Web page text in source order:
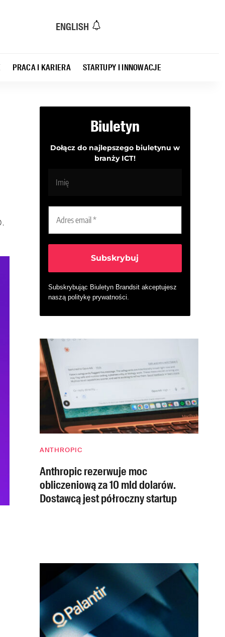
ENGLISH
PRACA I KARIERA STARTUPY I INNOWACJE
Biuletyn
Dołącz do najlepszego biuletynu w
branży ICT!
Subskrybując Biuletyn Brandsit akceptujesz
naszą politykę prywatności
ANTHROPIC
Anthropic rezerwuje moc
obliczeniową za 10 mld dolarów.
Dostawcą jest półroczny startup